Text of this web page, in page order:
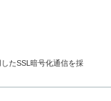
たSSL暗号化通信を採